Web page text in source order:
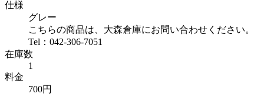
仕様
グレー
こちらの商品は、大森倉庫にお問い合わせください。
Tel：042-306-7051
在庫数
1
料金
700円